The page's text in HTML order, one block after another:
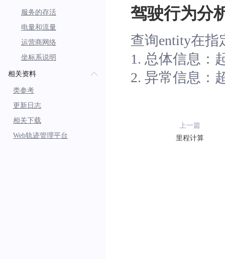
服务的存活
电量和流量
运营商网络
坐标系说明
相关资料
类参考
更新日志
相关下载
Web轨迹管理平台
驾驶行为分
查询entity在
1. 总体信息：
2. 异常信息：
上一篇
里程计算